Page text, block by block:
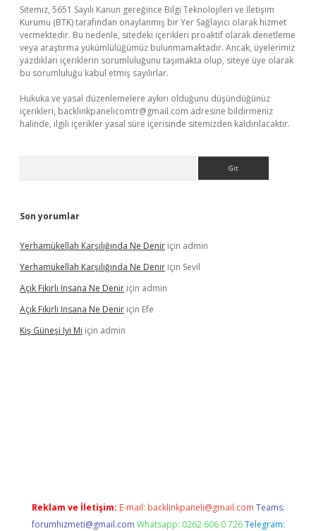
Sitemiz, 5651 Sayılı Kanun gereğince Bilgi Teknolojileri ve İletişim
Kurumu (BTK) tarafından onaylanmış bir Yer Sağlayıcı olarak hizmet
vermektedir. Bu nedenle, sitedeki içerikleri proaktif olarak denetleme
veya araştırma yükümlülüğümüz bulunmamaktadır. Ancak, üyelerimiz
yazdıkları içeriklerin sorumluluğunu taşımakta olup, siteye üye olarak
bu sorumluluğu kabul etmiş sayılırlar.
Hukuka ve yasal düzenlemelere aykırı olduğunu düşündüğünüz
içerikleri, backlinkpanelicomtr@gmail.com adresine bildirmeniz
halinde, ilgili içerikler yasal süre içerisinde sitemizden kaldırılacaktır.
Son yorumlar
Yerhamükellah Karşılığında Ne Denir için admin
Yerhamükellah Karşılığında Ne Denir için Sevil
Açık Fikirli Insana Ne Denir için admin
Açık Fikirli Insana Ne Denir için Efe
Kış Güneşi Iyi Mi için admin
Reklam ve İletişim: E-mail: backlinkpaneli@gmail.com Teams:
forumhizmeti@gmail.com Whatsapp: 0262 606 0 726 Telegram: